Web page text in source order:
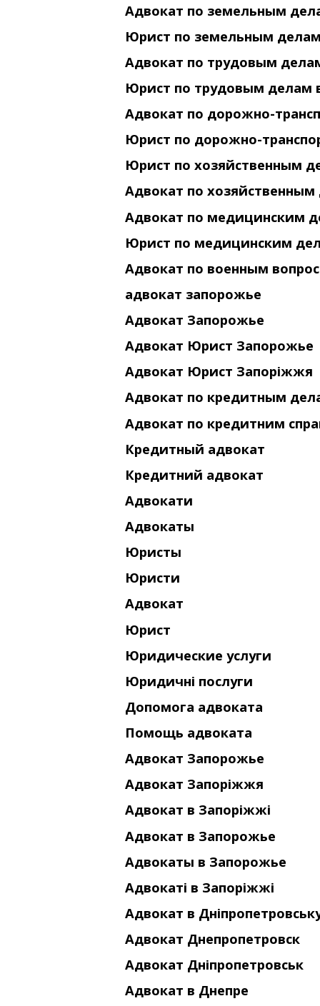
Адвокат по земельным
Юрист по земельным
Адвокат по трудовым
Юрист по трудовым делам
Адвокат по дорожно-
Юрист по дорожно-
Юрист по хозяйственным
Адвокат по
Адвокат по медицинским
Юрист по медицинским
Адвокат по военным
адвокат запорожье
Адвокат Запорожье
Адвокат Юрист Запорожье
Адвокат Юрист Запоріжжя
Адвокат по кредитным
Адвокат по кредитним
Кредитный адвокат
Кредитний адвокат
Адвокати
Адвокаты
Юристы
Юристи
Адвокат
Юрист
Юридические услуги
Юридичні послуги
Допомога адвоката
Помощь адвоката
Адвокат Запорожье
Адвокат Запоріжжя
Адвокат в Запоріжжі
Адвокат в Запорожье
Адвокаты в Запорожье
Адвокаті в Запоріжжі
Адвокат в
Адвокат Днепропетровск
Адвокат Дніпропетровськ
Адвокат в Днепре